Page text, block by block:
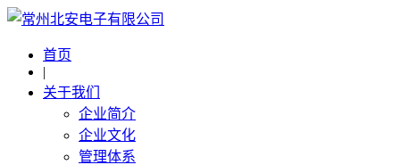
首页
|
关于我们
企业简介
企业文化
管理体系